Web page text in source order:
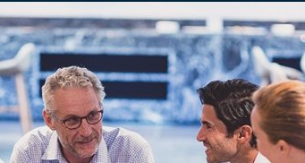
Impact
Nieuws & Kennisbank
Events
Lid worden?
Registreren